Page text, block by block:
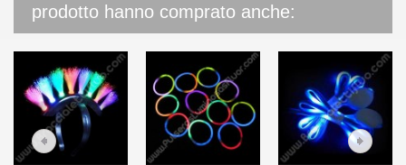
prodotto hanno comprato anche: